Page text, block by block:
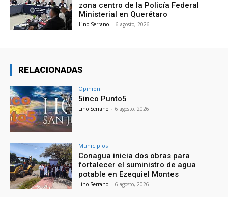
zona centro de la Policía Federal
Ministerial en Querétaro
Lino Serrano - 6 agosto, 2026
RELACIONADAS
Opinión
5inco Punto5
Lino Serrano - 6 agosto, 2026
Municipios
Conagua inicia dos obras para
fortalecer el suministro de agua
potable en Ezequiel Montes
Lino Serrano - 6 agosto, 2026